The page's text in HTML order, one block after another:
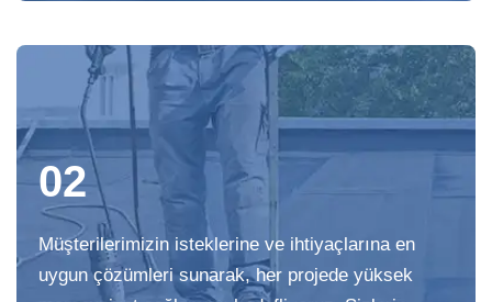
02
Müşterilerimizin isteklerine ve ihtiyaçlarına en
uygun çözümleri sunarak, her projede yüksek